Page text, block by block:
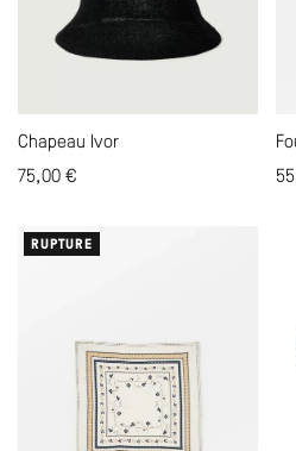
Chapeau Ivor
75,00€
RUPTURE